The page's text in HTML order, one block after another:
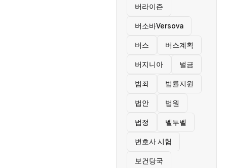
버라이즌
버소바Versova
버스 버스계획
버지니아 벌금
범죄 법률지원
법안 법원
법정 벨투벨
변호사 시험
보건당국